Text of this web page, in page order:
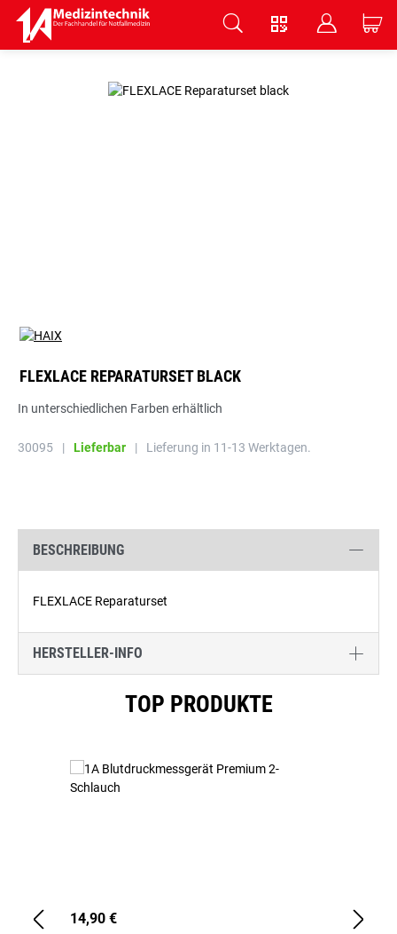
V B C
FLEXLACE REPARATURSET BLACK
In unterschiedlichen Farben erhältlich
30095 | Lieferbar | Lieferung in 11-13 Werktagen.
BESCHREIBUNG
FLEXLACE Reparaturset
HERSTELLER-INFO
TOP PRODUKTE
14,90 €